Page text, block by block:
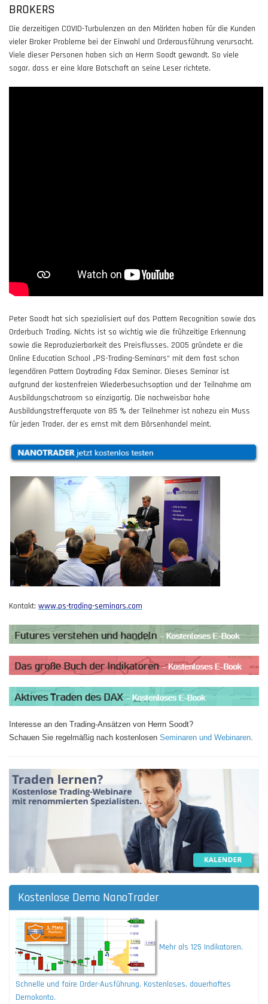
BROKERS
Die derzeitigen COVID-Turbulenzen an den Märkten haben für die Kunden
vieler Broker Probleme bei der Einwahl und Orderausführung verursacht.
Viele dieser Personen haben sich an Herrn Soodt gewandt. So viele
sogar, dass er eine klare Botschaft an seine Leser richtete.
Peter Soodt hat sich spezialisiert auf das Pattern Recognition sowie das
Orderbuch Trading. Nichts ist so wichtig wie die frühzeitige Erkennung
sowie die Reproduzierbarkeit des Preisflusses. 2005 gründete er die
Online Education School „PS-Trading-Seminars“ mit dem fast schon
legendären Pattern Daytrading Fdax Seminar. Dieses Seminar ist
aufgrund der kostenfreien Wiederbesuchsoption und der Teilnahme am
Ausbildungschatroom so einzigartig. Die nachweisbar hohe
Ausbildungstrefferquote von 85 % der Teilnehmer ist nahezu ein Muss
für jeden Trader, der es ernst mit dem Börsenhandel meint.
Kontakt: www.ps-trading-seminars.com
Interesse an den Trading-Ansätzen von Herrn Soodt?
Schauen Sie regelmäßig nach kostenlosen Seminaren und Webinaren
Kostenlose Demo NanoTrader
Mehr als 125 Indikatoren.
Schnelle und faire Order-Ausführung. Kostenloses, dauerhaftes
Demokonto.